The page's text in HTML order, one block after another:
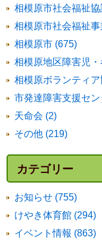
相模原市社会福祉
相模原市社会福祉
相模原市 (675)
相模原地区障害児
相模原ボランティ
市発達障害支援セ
天命会 (2)
その他 (219)
カテゴリー
お知らせ (755)
けやき体育館 (294)
イベント情報 (863)